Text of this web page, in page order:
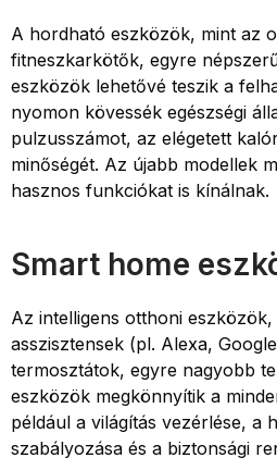
A hordható eszközök, mint az
fitneszkarkötők, egyre
eszközök lehetővé teszik a
nyomon kövessék egészségi
pulzusszámot, az elégetett
minőségét. Az újabb modellek
hasznos funkciókat is kínálnak.
Smart home
Az intelligens otthoni
asszisztensek (pl. Alexa,
termosztátok, egyre nagyobb
eszközök megkönnyítik a
például a világítás vezérlése, a
szabályozása és a biztonsági